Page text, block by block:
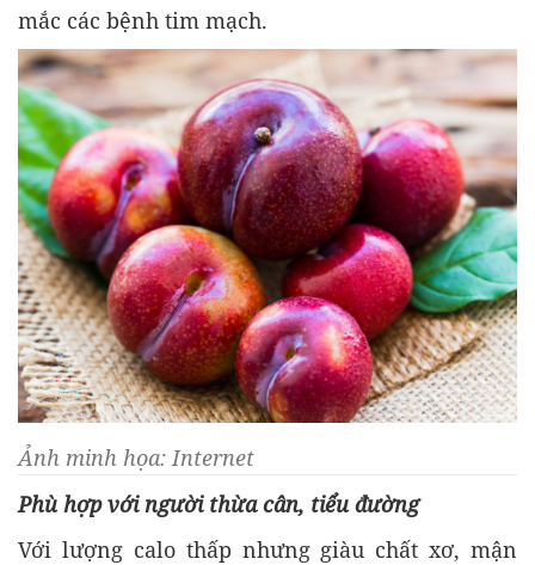
mắc các bệnh tim mạch.
Ảnh minh họa: Internet
Phù hợp với người thừa cân, tiểu đường
Với lượng calo thấp nhưng giàu chất xơ, mận